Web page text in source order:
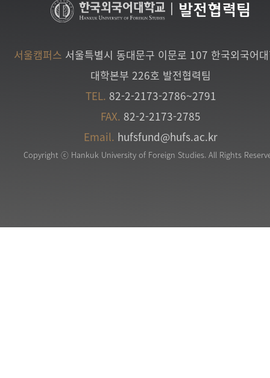
발전협력팀
서울캠퍼스 서울특별시 동대문구 이문로 107 한국외국어
대학본부 226호 발전협력팀
TEL. 82-2-2173-2786~2791
FAX. 82-2-2173-2785
Email. hufsfund@hufs.ac.kr
Copyright ⓒ Hankuk University of Foreign Studies. All Rights